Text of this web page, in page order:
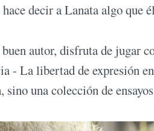
decir a Lanata algo que
autor, disfruta de jugar
- La libertad de expresión
una colección de